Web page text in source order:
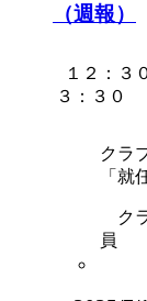
（週報）
１２：３
３：３０
クラ
「
ク